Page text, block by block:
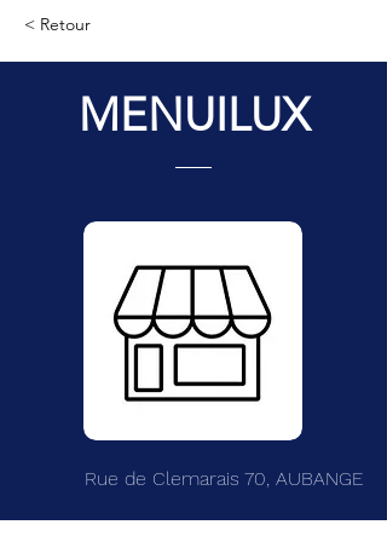
< Retour
MENUILUX
Rue de Clemarais 70, AUBANGE